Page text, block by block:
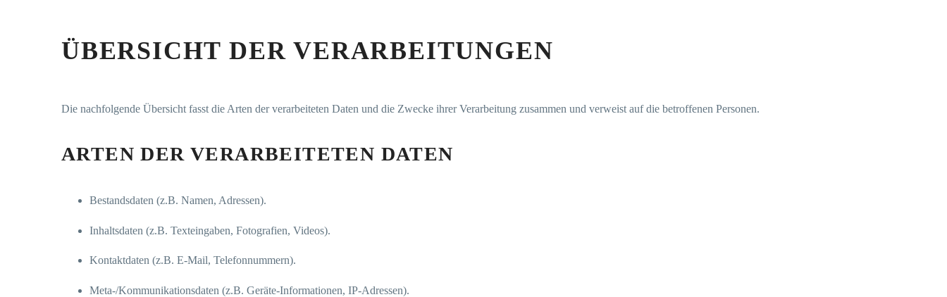
ÜBERSICHT DER VERARBEITUNGEN
Die nachfolgende Übersicht fasst die Arten der verarbeiteten Daten und die Zwecke ihrer Verarbeitung zusammen und verweist auf die betroffenen Personen.
ARTEN DER VERARBEITETEN DATEN
Bestandsdaten (z.B. Namen, Adressen).
Inhaltsdaten (z.B. Texteingaben, Fotografien, Videos).
Kontaktdaten (z.B. E-Mail, Telefonnummern).
Meta-/Kommunikationsdaten (z.B. Geräte-Informationen, IP-Adressen).